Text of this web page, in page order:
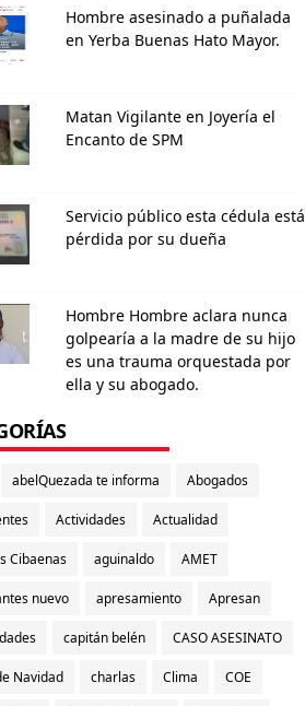
Hombre asesinado a puñalada
en Yerba Buenas Hato Mayor.
Matan Vigilante en Joyería el
Encanto de SPM
Servicio público esta cédula está
pérdida por su dueña
Hombre Hombre aclara nunca
golpearía a la madre de su hijo
es una trauma orquestada por
ella y su abogado.
abelQuezada te informa Abogados
Actividades Actualidad
Cibaenas aguinaldo AMET
nuevo apresamiento Apresan
capitán belén CASO ASESINATO
Navidad charlas Clima COE